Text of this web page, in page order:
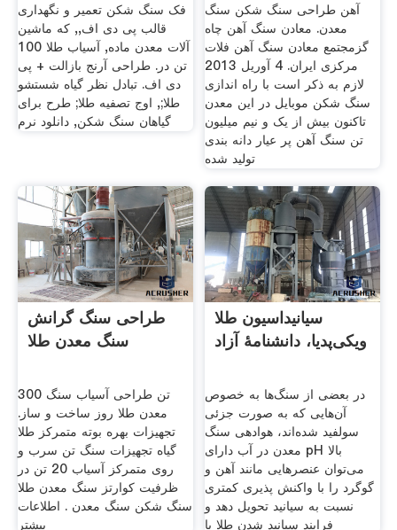
فک سنگ شکن تعمیر و نگهداری
قالب پی دی اف,, که ماشین
آلات معدن ماده, آسیاب طلا 100
تن در. طراحی آرنج بازالت + پی
دی اف. تبادل نظر گیاه شستشو
طلا;, اوج تصفیه طلا; طرح برای
گیاهان سنگ شکن, دانلود نرم
آهن طراحی سنگ شکن سنگ
معدن. معادن سنگ آهن چاه
گزمجتمع معادن سنگ آهن فلات
مرکزی ایران. 4 آوريل 2013
لازم به ذکر است با راه اندازی
سنگ شکن موبایل در این معدن
تاکنون بیش از یک و نیم میلیون
تن سنگ آهن پر عیار دانه بندی
تولید شده
طراحی سنگ گرانش
سنگ معدن طلا
300 تن طراحی آسیاب سنگ
معدن طلا روز ساخت و ساز.
تجهیزات بهره بوته متمرکز طلا
گیاه تجهیزات سنگ تن سرب و
روی متمرکز آسیاب 20 تن در
ظرفیت کوارتز سنگ معدن طلا
سنگ شکن سنگ معدن . اطلاعات
بیشتر
سیانیداسیون طلا
ویکی‌پدیا، دانشنامهٔ آزاد
در بعضی از سنگ‌ها به خصوص
آن‌هایی که به صورت جزئی
سولفید شده‌اند، هوادهی سنگ
معدن در آب دارای pH بالا
می‌توان عنصرهایی مانند آهن و
گوگرد را با واکنش پذیری کمتری
نسبت به سیانید تحویل دهد و
فرایند سیانید شدن طلا با